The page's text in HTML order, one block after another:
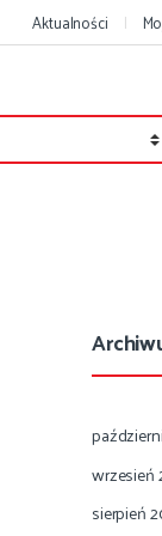
Aktualności
wrzesień
sierpień